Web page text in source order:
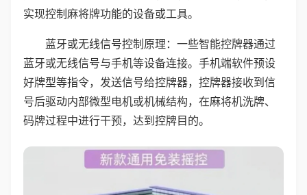
实现控制麻将牌功能的设备或工具。
蓝牙或无线信号控制原理：一些智能控牌器通过
蓝牙或无线信号与手机等设备连接。手机端软件预设
好牌型等指令，发送信号给控牌器，控牌器接收到信
号后驱动内部微型电机或机械结构，在麻将机洗牌、
码牌过程中进行干预，达到控牌目的。